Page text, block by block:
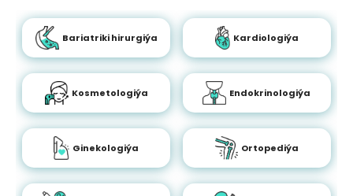
Bariatriki hirurgiýa Kardiologiýa
Kosmetologiýa Endokrinologiýa
Ginekologiýa Ortopediýa